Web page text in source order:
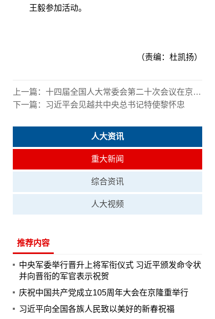
王毅参加活动。
（责编：杜凯扬）
上一篇： 十四届全国人大常委会第二十次会议在京举行 赵乐际主持
下一篇：
习近平会见越共中央总书记特使黎怀忠
人大资讯
重大新闻
综合资讯
人大视频
推荐内容
中央军委举行晋升上将军衔仪式 习近平颁发命令状
并向晋衔的军官表示祝贺
庆祝中国共产党成立105周年大会在京隆重举行
习近平向全国各族人民致以美好的新春祝福